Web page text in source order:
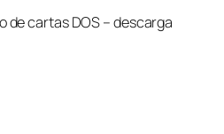
de cartas DOS – descarga